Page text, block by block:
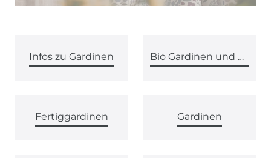
Infos zu Gardinen Bio Gardinen und Vorhänge
Fertiggardinen Gardinen